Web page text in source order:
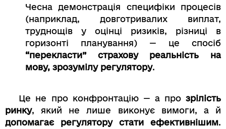
Чесна демонстрація специфіки процесів
(наприклад, довготривалих виплат,
труднощів у оцінці ризиків, різниці в
горизонті планування) — це спосіб
“перекласти” страхову реальність на
мову, зрозумілу регулятору.
Це не про конфронтацію — а про зрілість
ринку, який не лише виконує вимоги, а й
допомагає регулятору стати ефективнішим.